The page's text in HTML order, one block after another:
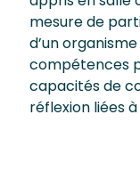
mesure de
d’un
compétences
capacités de
réflexion liées